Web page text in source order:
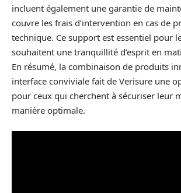
incluent également une garantie de
couvre les frais d’intervention en cas de
technique. Ce support est essentiel pour
souhaitent une tranquillité d’esprit en
En résumé, la combinaison de produits
interface conviviale fait de Verisure une
pour ceux qui cherchent à sécuriser leur
manière optimale.